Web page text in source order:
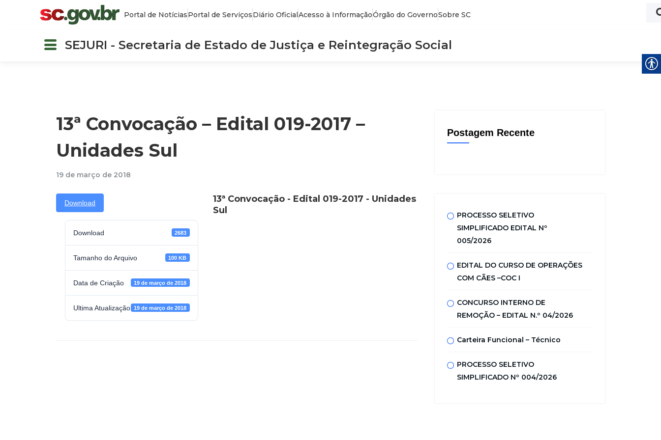
Portal de NotíciasPortal de ServiçosDiário OficialAcesso à InformaçãoÓrgão do GovernoSobre SC
SEJURI - Secretaria de Estado de Justiça e Reintegração Social
13ª Convocação – Edital 019-2017 –
Unidades Sul
19 de março de 2018
Download
Download 2683
Tamanho do Arquivo 100 KB
Data de Criação 19 de março de 2018
Ultima Atualização 19 de março de 2018
13ª Convocação - Edital 019-2017 - Unidades
Sul
Postagem Recente
PROCESSO SELETIVO
SIMPLIFICADO EDITAL Nº
005/2026
EDITAL DO CURSO DE OPERAÇÕES
COM CÃES –COC I
CONCURSO INTERNO DE
REMOÇÃO – EDITAL N.º 04/2026
Carteira Funcional – Técnico
PROCESSO SELETIVO
SIMPLIFICADO Nº 004/2026